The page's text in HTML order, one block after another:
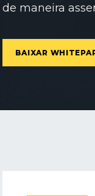
de maneira
BAIXAR